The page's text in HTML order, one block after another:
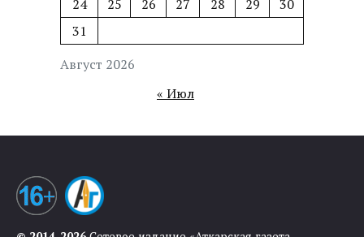
Август 2026
24
25 26 27 28 29
30
31
« Июл